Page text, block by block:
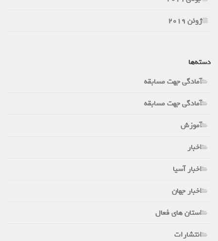
ژوئن 2019
دسته‌ها
آمادگی جهت مسابقه
آمادگی جهت مسابقه
آموزش
اخبار
اخبار آسیا
اخبار جهان
استان های فعال
انتشارات